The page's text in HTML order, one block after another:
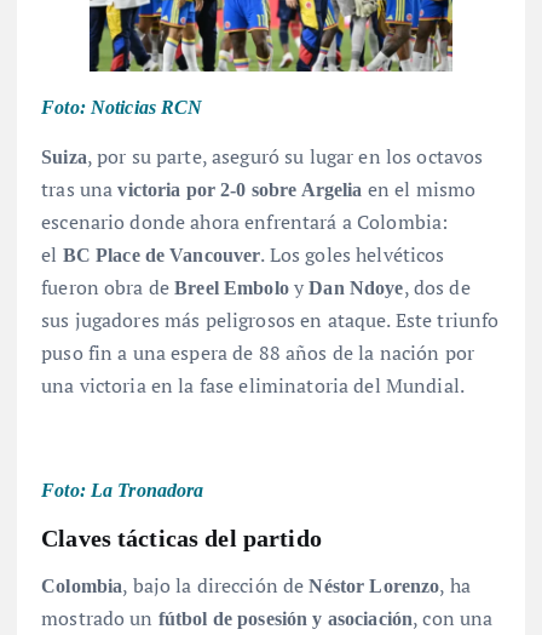
Foto: Noticias RCN
Suiza, por su parte, aseguró su lugar en los octavos
tras unavictoria por 2-0 sobre Argelia en el mismo
escenario donde ahora enfrentará a Colombia:
el BC Place de Vancouver. Los goles helvéticos
fueron obra deBreel EmboloyDan Ndoye, dos de
sus jugadores más peligrosos en ataque. Este triunfo
puso fin a una espera de 88 años de la nación por
una victoria en la fase eliminatoria del Mundial.
Foto: La Tronadora
Claves tácticas del partido
Colombia, bajo la dirección deNéstor Lorenzo, ha
mostrado un fútbol de posesión y asociación, con una